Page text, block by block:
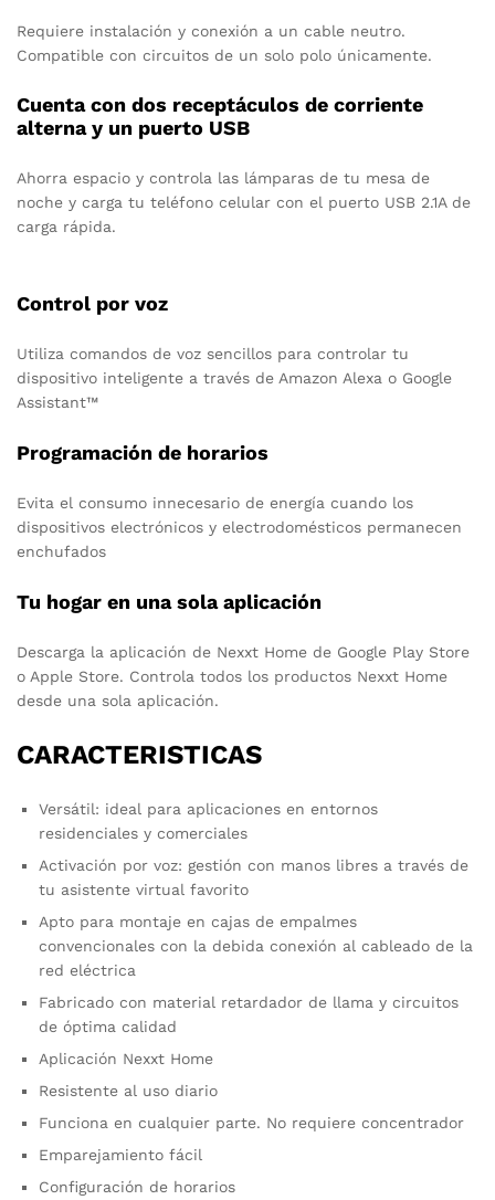
Requiere instalación y conexión a un cable neutro.
Compatible con circuitos de un solo polo únicamente.
Cuenta con dos receptáculos de corriente
alterna y un puerto USB
Ahorra espacio y controla las lámparas de tu mesa de
noche y carga tu teléfono celular con el puerto USB 2.1A de
carga rápida.
Control por voz
Utiliza comandos de voz sencillos para controlar tu
dispositivo inteligente a través de Amazon Alexa o Google
Assistant™
Programación de horarios
Evita el consumo innecesario de energía cuando los
dispositivos electrónicos y electrodomésticos permanecen
enchufados
Tu hogar en una sola aplicación
Descarga la aplicación de Nexxt Home de Google Play Store
o Apple Store. Controla todos los productos Nexxt Home
desde una sola aplicación.
CARACTERISTICAS
Versátil: ideal para aplicaciones en entornos
residenciales y comerciales
Activación por voz: gestión con manos libres a través de
tu asistente virtual favorito
Apto para montaje en cajas de empalmes
convencionales con la debida conexión al cableado de la
red eléctrica
Fabricado con material retardador de llama y circuitos
de óptima calidad
Aplicación Nexxt Home
Resistente al uso diario
Funciona en cualquier parte. No requiere concentrador
Emparejamiento fácil
Configuración de horarios